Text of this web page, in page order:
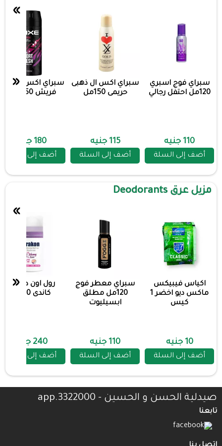
سبراي فوج اسبري
120مل احتفل رجالي
110 جنيه
أضف إلى السلة
سبراي اكس ال ذهبى
حريمى 150مل
115 جنيه
أضف إلى السلة
سبراي اكس
فريش 150 ملل
180 جنيه
أضف إلى السلة
»
«
مزيل عرق Deodorants
اكياس فيبيكس
ماكس ديو اخضر 1
كيس
10 جنيه
أضف إلى السلة
سبراي معطر فوج
120مل مطلق
ابسيليوت
110 جنيه
أضف إلى السلة
رول اون دراكون
كاندى 50مل
240 جنيه
أضف إلى السلة
»
«
صيدلية الحسن و الحسين - 3322000.app
تابعنا